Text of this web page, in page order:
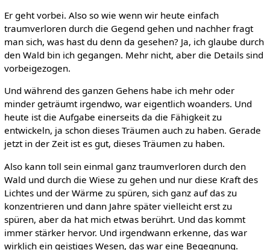
Er geht vorbei. Also so wie wenn wir heute einfach
traumverloren durch die Gegend gehen und nachher fragt
man sich, was hast du denn da gesehen? Ja, ich glaube durch
den Wald bin ich gegangen. Mehr nicht, aber die Details sind
vorbeigezogen.
Und während des ganzen Gehens habe ich mehr oder
minder geträumt irgendwo, war eigentlich woanders. Und
heute ist die Aufgabe einerseits da die Fähigkeit zu
entwickeln, ja schon dieses Träumen auch zu haben. Gerade
jetzt in der Zeit ist es gut, dieses Träumen zu haben.
Also kann toll sein einmal ganz traumverloren durch den
Wald und durch die Wiese zu gehen und nur diese Kraft des
Lichtes und der Wärme zu spüren, sich ganz auf das zu
konzentrieren und dann Jahre später vielleicht erst zu
spüren, aber da hat mich etwas berührt. Und das kommt
immer stärker hervor. Und irgendwann erkenne, das war
wirklich ein geistiges Wesen, das war eine Begegnung.